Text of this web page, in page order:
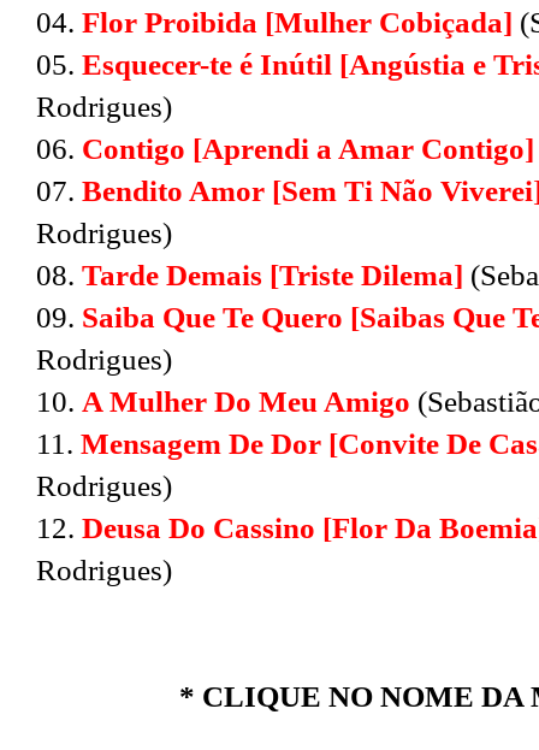
04. Flor Proibida [Mulher Cobiçada]
05. Esquecer-te é Inútil [Angústia e
Rodrigues)
06. Contigo [Aprendi a Amar Contigo]
07. Bendito Amor [Sem Ti Não
Rodrigues)
08. Tarde Demais [Triste Dilema]
09. Saiba Que Te Quero [Saibas Que
Rodrigues)
10. A Mulher Do Meu Amigo
11. Mensagem De Dor [Convite De
Rodrigues)
12. Deusa Do Cassino [Flor Da
Rodrigues)
* CLIQUE NO NOME DA